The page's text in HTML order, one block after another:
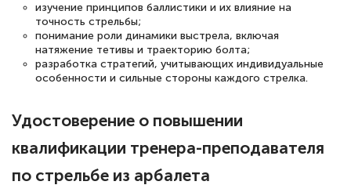
Обучение понравилось: огромное
количество тематической литературы,
пособий и учебников доступно на время
прохождения курса, удобная система
каком этапе…
изучение принципов баллистики и их влияние на
точность стрельбы;
понимание роли динамики выстрела, включая
натяжение тетивы и траекторию болта;
разработка стратегий, учитывающих индивидуальные
особенности и сильные стороны каждого стрелка.
Удостоверение о повышении
квалификации тренера-преподавателя
по стрельбе из арбалета